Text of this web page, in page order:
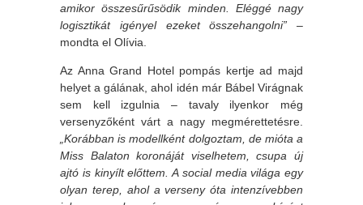
amikor összesűrűsödik minden. Eléggé nagy
logisztikát igényel ezeket összehangolni” –
mondta el Olívia.
Az Anna Grand Hotel pompás kertje ad majd
helyet a gálának, ahol idén már Bábel Virágnak
sem kell izgulnia – tavaly ilyenkor még
versenyzőként várt a nagy megmérettetésre.
Korábban is modellként dolgoztam, de mióta a
Miss Balaton koronáját viselhetem, csupa új
ajtó is kinyílt előttem. A social media világa egy
olyan terep, ahol a verseny óta intenzívebben